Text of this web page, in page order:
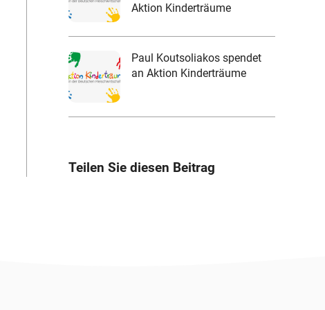
Aktion Kinderträume
Paul Koutsoliakos spendet
an Aktion Kinderträume
Teilen Sie diesen Beitrag